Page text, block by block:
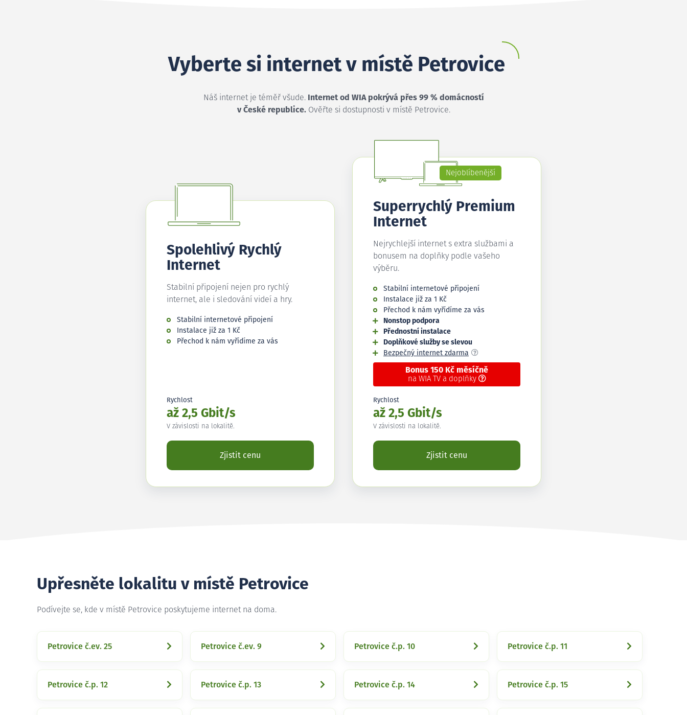
Vyberte si internet v místě Petrovice
Náš internet je téměř všude.
Internet od WIA pokrývá přes 99 % domácností
v České republice.Ověřte si dostupnosti v místě Petrovice.
Spolehlivý Rychlý
Internet
Stabilní připojení nejen pro rychlý
internet, ale i sledování videí a hry.
Stabilní internetové připojení
Instalace již za 1 Kč
Přechod k nám vyřídíme za vás
Rychlost
až 2,5 Gbit/s
V závislosti na lokalitě.
Zjistit cenu
Nejoblíbenější
Superrychlý Premium
Internet
Nejrychlejší internet s extra službami a
bonusem na doplňky podle vašeho
výběru.
Stabilní internetové připojení
Instalace již za 1 Kč
Přechod k nám vyřídíme za vás
Nonstop podpora
Přednostní instalace
Doplňkové služby se slevou
Bezpečný internet zdarma
Bonus 150 Kč měsíčně
na WIA TV a doplňky
Rychlost
až 2,5 Gbit/s
V závislosti na lokalitě.
Zjistit cenu
Upřesněte lokalitu v místě Petrovice
Podívejte se, kde v místě Petrovice poskytujeme internet na doma.
Petrovice č.ev. 25 Petrovice č.ev. 9 Petrovice č.p. 10 Petrovice č.p. 11
Petrovice č.p. 12 Petrovice č.p. 13 Petrovice č.p. 14 Petrovice č.p. 15